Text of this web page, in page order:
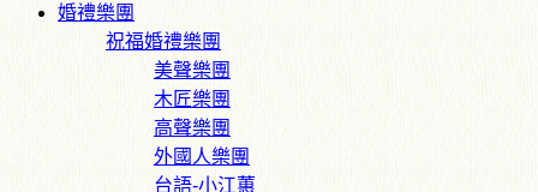
婚禮樂團
祝福婚禮樂團
美聲樂團
木匠樂團
高聲樂團
外國人樂團
台語-小江蕙